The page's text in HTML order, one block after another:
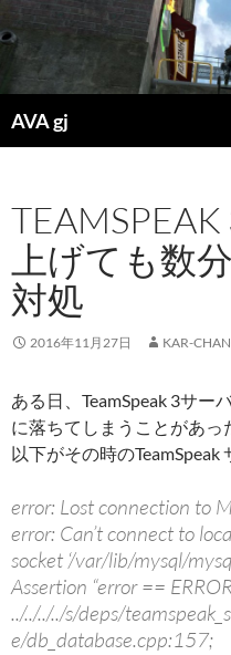
AVA gj
索
ン
ツ
ス
キ
プ
上げても数
対処
2016年11月27日 KAR-
ある日、TeamSpeak 3サー
に落ちてしまうことがあっ
以下がその時のTeamSpeak
error: Lost connection to
error: Can’t connect to
socket ‘/var/lib/mysql/
Assertion “error ==
../../../../s/deps/
e/db_database.cpp:157;